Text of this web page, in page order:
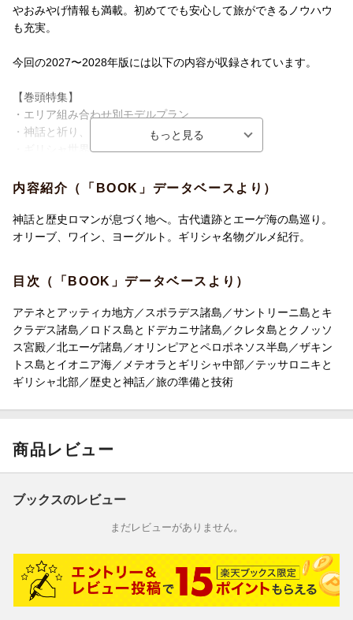
やおみやげ情報も満載。初めてでも安心して旅ができるノウハウ
も充実。
今回の2027〜2028年版には以下の内容が収録されています。
【巻頭特集】
・エリア組み合わせ別モデルプラン
・神話と祈り、自然と人が織りなす絶景
・ギリシャ世界遺産案内
ワイン／チーズ／ヨーグルト／名物グルメカタログ
【エリアガイド】
・サントリーニ島、ミコノス島とキクラデス諸島
・ロドス島とドデカニサ諸島
・クレタ島とクノッソス宮殿
・北エーゲ諸島
・オリンピア、ミケーネとペロポネス半島
・ザキントス島とイオニア海
・メテオラとデルフィ、イピロス地方
・マケドニアとトラキア地方
【巻末特集】
・ギリシャの歴史と神話
内容紹介（「BOOK」データベースより）
神話と歴史ロマンが息づく地へ。古代遺跡とエーゲ海の島巡り。
オリーブ、ワイン、ヨーグルト。ギリシャ名物グルメ紀行。
目次（「BOOK」データベースより）
アテネとアッティカ地方／スポラデス諸島／サントリーニ島とキ
クラデス諸島／ロドス島とドデカニサ諸島／クレタ島とクノッソ
ス宮殿／北エーゲ諸島／オリンピアとペロポネソス半島／ザキン
トス島とイオニア海／メテオラとギリシャ中部／テッサロニキと
ギリシャ北部／歴史と神話／旅の準備と技術
商品レビュー
ブックスのレビュー
まだレビューがありません。